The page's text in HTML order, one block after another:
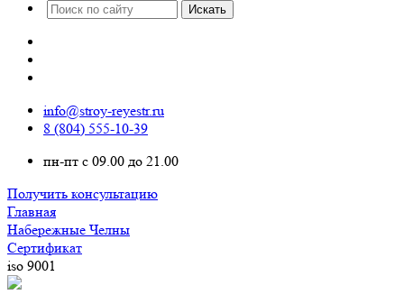
info@stroy-reyestr.ru
8 (804) 555-10-39
пн-пт с 09.00 до 21.00
Получить консультацию
Главная
Набережные Челны
Сертификат
iso 9001